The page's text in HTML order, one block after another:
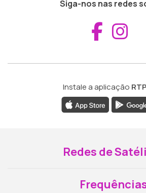
Siga-nos nas redes
Instale a aplicação
Redes de